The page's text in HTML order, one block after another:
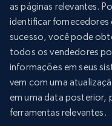
as páginas relevantes.
identificar
sucesso, você pode
todos os vendedores
informações em seus
vem com uma
em uma data posterior,
ferramentas relevantes.